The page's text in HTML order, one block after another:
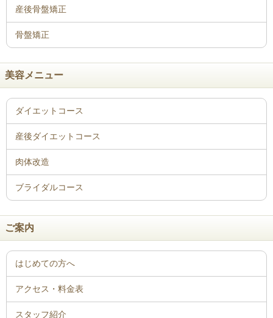
骨盤矯正
美容メニュー
ご案内
はじめての方へ
アクセス・料金表
スタッフ紹介